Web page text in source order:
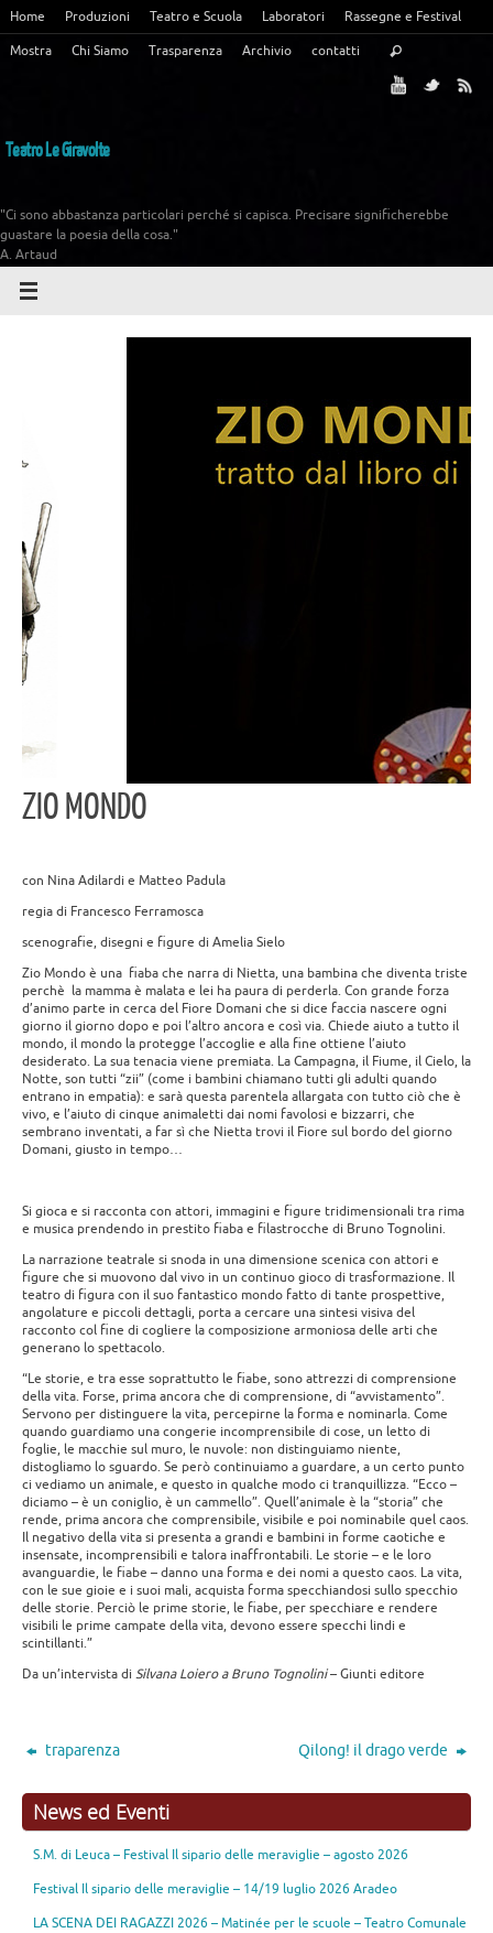
Home Produzioni Teatro e Scuola Laboratori
Rassegne e Festival
Mostra
Chi Siamo Trasparenza Archivio contatti
Teatro Le Giravolte
"Ci sono abbastanza particolari perché si capisca. Precisare significherebbe
guastare la poesia della cosa."
A. Artaud
ZIO MONDO
con Nina Adilardi e Matteo Padula
regia di Francesco Ferramosca
scenografie, disegni e figure di Amelia Sielo
Zio Mondo è una fiaba che narra di Nietta, una bambina che diventa triste
perchè la mamma è malata e lei ha paura di perderla. Con grande forza
d’animo parte in cerca del Fiore Domani che si dice faccia nascere ogni
giorno il giorno dopo e poi l’altro ancora e così via. Chiede aiuto a tutto il
mondo, il mondo la protegge l’accoglie e alla fine ottiene l’aiuto
desiderato. La sua tenacia viene premiata. La Campagna, il Fiume, il Cielo, la
Notte, son tutti “zii” (come i bambini chiamano tutti gli adulti quando
entrano in empatia): e sarà questa parentela allargata con tutto ciò che è
vivo, e l’aiuto di cinque animaletti dai nomi favolosi e bizzarri, che
sembrano inventati, a far sì che Nietta trovi il Fiore sul bordo del giorno
Domani, giusto in tempo…
Si gioca e si racconta con attori, immagini e figure tridimensionali tra rima
e musica prendendo in prestito fiaba e filastrocche di Bruno Tognolini.
La narrazione teatrale si snoda in una dimensione scenica con attori e
figure che si muovono dal vivo in un continuo gioco di trasformazione. Il
teatro di figura con il suo fantastico mondo fatto di tante prospettive,
angolature e piccoli dettagli, porta a cercare una sintesi visiva del
racconto col fine di cogliere la composizione armoniosa delle arti che
generano lo spettacolo.
“Le storie, e tra esse soprattutto le fiabe, sono attrezzi di comprensione
della vita. Forse, prima ancora che di comprensione, di “avvistamento”.
Servono per distinguere la vita, percepirne la forma e nominarla. Come
quando guardiamo una congerie incomprensibile di cose, un letto di
foglie, le macchie sul muro, le nuvole: non distinguiamo niente,
distogliamo lo sguardo. Se però continuiamo a guardare, a un certo punto
ci vediamo un animale, e questo in qualche modo ci tranquillizza. “Ecco –
diciamo – è un coniglio, è un cammello”. Quell’animale è la “storia” che
rende, prima ancora che comprensibile, visibile e poi nominabile quel caos.
Il negativo della vita si presenta a grandi e bambini in forme caotiche e
insensate, incomprensibili e talora inaffrontabili. Le storie – e le loro
avanguardie, le fiabe – danno una forma e dei nomi a questo caos. La vita,
con le sue gioie e i suoi mali, acquista forma specchiandosi sullo specchio
delle storie. Perciò le prime storie, le fiabe, per specchiare e rendere
visibili le prime campate della vita, devono essere specchi lindi e
scintillanti.”
Da un’intervista di Silvana Loiero a Bruno Tognolini– Giunti editore
traparenza Qilong! il drago verde
News ed Eventi
S.M. di Leuca – Festival Il sipario delle meraviglie – agosto 2026
Festival Il sipario delle meraviglie – 14/19 luglio 2026 Aradeo
LA SCENA DEI RAGAZZI 2026 – Matinée per le scuole – Teatro Comunale